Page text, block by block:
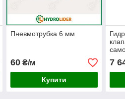
Пневмотрубка 6 мм
60₴/м
Купити
7